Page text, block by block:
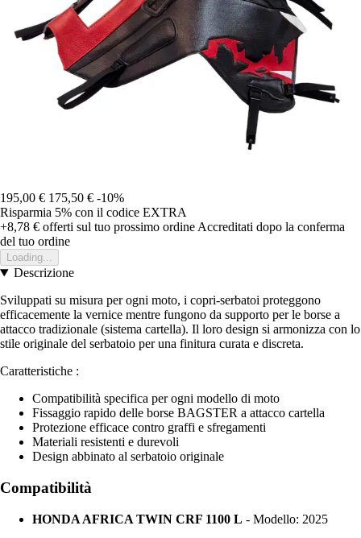
195,00 € 175,50 € -10%
Risparmia 5% con il codice EXTRA
+8,78 € offerti sul tuo prossimo ordine Accreditati dopo la conferma
del tuo ordine
Loading...
Descrizione
Sviluppati su misura per ogni moto, i copri-serbatoi proteggono
efficacemente la vernice mentre fungono da supporto per le borse a
attacco tradizionale (sistema cartella). Il loro design si armonizza con lo
stile originale del serbatoio per una finitura curata e discreta.
Caratteristiche :
Compatibilità specifica per ogni modello di moto
Fissaggio rapido delle borse BAGSTER a attacco cartella
Protezione efficace contro graffi e sfregamenti
Materiali resistenti e durevoli
Design abbinato al serbatoio originale
Compatibilità
HONDA AFRICA TWIN CRF 1100 L - Modello: 2025